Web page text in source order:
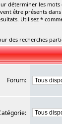
déterminer les mots
être présents
Utilisez *
des recherches
Forum: